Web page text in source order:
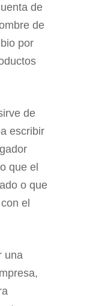
de
de
por
de
escribir
que el
o que
el
una